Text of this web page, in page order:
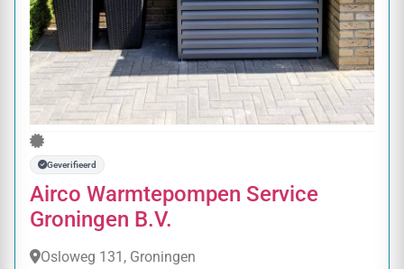
Geverifieerd
Airco Warmtepompen Service
Groningen B.V.
Osloweg 131, Groningen